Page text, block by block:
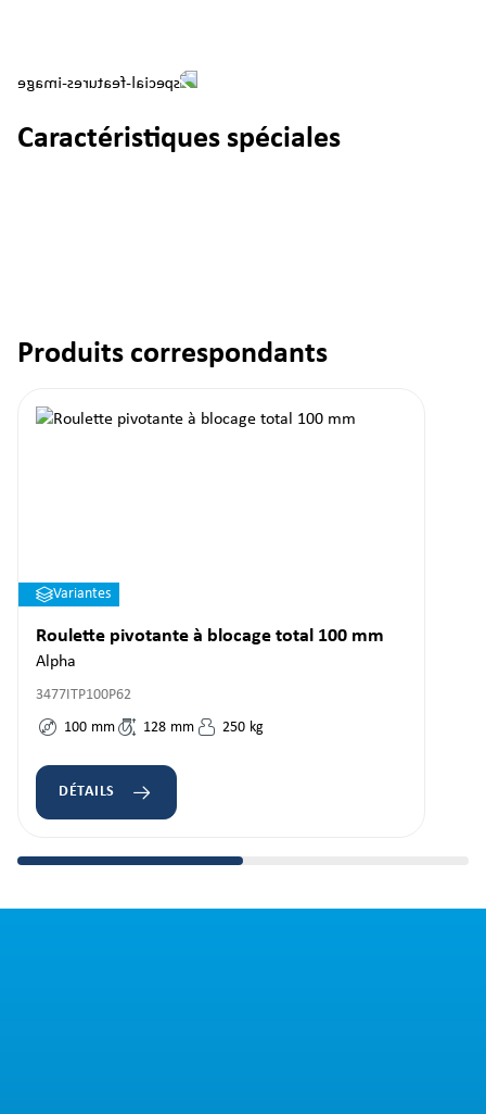
Caractéristiques spéciales
Ignorer la galerie de produits
Produits correspondants
Variantes
Roulette pivotante à blocage total 100 mm
Alpha
3477ITP100P62
100 mm 128 mm 250 kg
DÉTAILS